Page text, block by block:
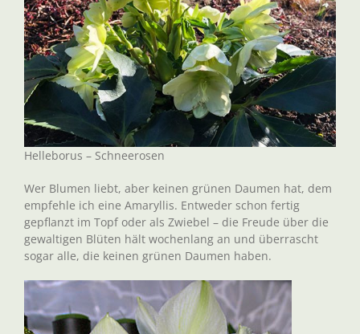
Helleborus – Schneerosen
Wer Blumen liebt, aber keinen grünen Daumen hat, dem
empfehle ich eine Amaryllis. Entweder schon fertig
gepflanzt im Topf oder als Zwiebel – die Freude über die
gewaltigen Blüten hält wochenlang an und überrascht
sogar alle, die keinen grünen Daumen haben.